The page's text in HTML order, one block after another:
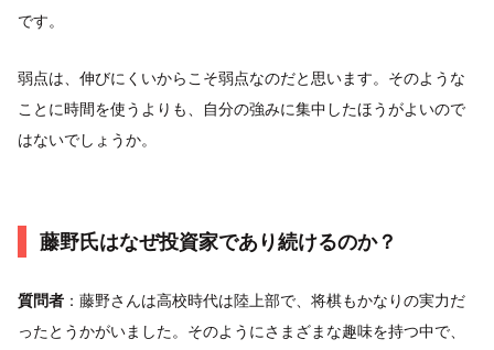
です。
弱点は、伸びにくいからこそ弱点なのだと思います。そのような
ことに時間を使うよりも、自分の強みに集中したほうがよいので
はないでしょうか。
藤野氏はなぜ投資家であり続けるのか？
質問者 ：藤野さんは高校時代は陸上部で、将棋もかなりの実力だ
ったとうかがいました。そのようにさまざまな趣味を持つ中で、